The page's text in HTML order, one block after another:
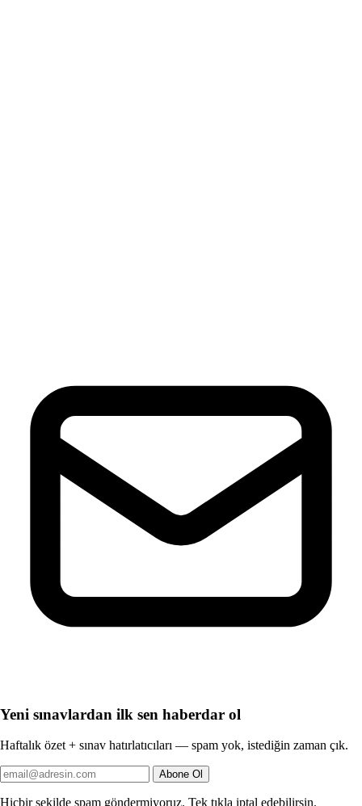
Yeni sınavlardan ilk sen haberdar ol
Haftalık özet + sınav hatırlatıcıları — spam yok, istediğin zaman çık.
Abone Ol
Hiçbir şekilde spam göndermiyoruz. Tek tıkla iptal edebilirsin.